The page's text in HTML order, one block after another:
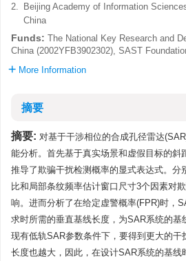
2.
Beijing Academy of Information
China
Funds: The National Key Research and
China (2002YFB3902302), SAST
More Information
摘要
摘要: 对基于干涉相位的合成孔径雷达
能分析。首先基于真实场景和虚假目标的斜
推导了欺骗干扰检测概率的显式表达式。分
比和局部条纹频率估计窗口尺寸3个因素对
响。进而分析了在给定虚警概率(FPR)时，
求时所需的垂直基线长度，为SAR系统的基
现有低轨SAR参数条件下，要得到更大的干
长度也越大，因此，在设计SAR系统的基线